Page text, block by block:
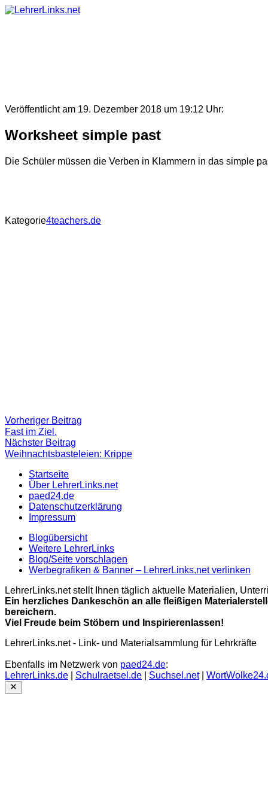
Skip
Veröffentlicht am 19. Dezember 2018 um 19:12 Uhr:
Worksheet simple past
Die Schüler müssen die Verben in Klammern in das simple
Kategorie4teachers.de
Beitragsnavigation
Vorheriger Beitrag
Fast im Ziel.
Nächster Beitrag
Beitrag
Weihnachtsbasteleien: Krippe
Startseite
Über LehrerLinks.net
paed24.de
Datenschutzerklärung
Impressum
Blogübersicht
Weitere LehrerLinks
Blog/Seite vorschlagen
Werbegrafiken & Banner – LehrerLinks.net verlinken
LehrerLinks.net stellt Ihnen täglich aktuelle Materialien,
Ein herzliches Dankeschön an alle fleißigen
bereichern.
Viel Freude beim Stöbern und Inspirierenlassen!
LehrerLinks.net - Link- und Materialsammlung für Lehrkräfte
Ebenfalls im Netzwerk von paed24.de:
LehrerLinks.de
Schulraetsel.de Suchsel.net|
Close